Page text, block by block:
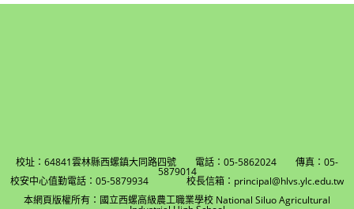
校址：64841雲林縣西螺鎮大同路四號 電話：05-5862024 傳真：05-
5879014
校安中心值勤電話：05-5879934 校長信箱：principal@hlvs.ylc.edu.tw
本網頁版權所有：國立西螺高級農工職業學校 National Siluo Agricultural